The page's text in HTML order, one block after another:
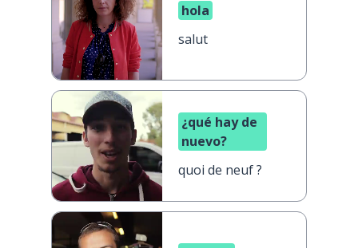
hola
salut
¿qué hay de
nuevo?
quoi de neuf ?